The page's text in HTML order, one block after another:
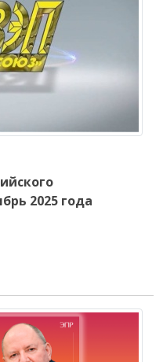
2025 года